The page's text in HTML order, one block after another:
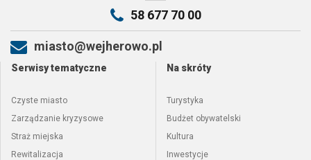
58 677 70 00
miasto@wejherowo.pl
Serwisy tematyczne
Czyste miasto
Zarządzanie kryzysowe
Straż miejska
Rewitalizacja
Na skróty
Turystyka
Budżet obywatelski
Kultura
Inwestycje